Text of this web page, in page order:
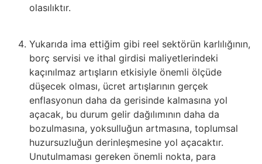
olasılıktır.
Yukarıda ima ettiğim gibi reel sektörün karlılığının,
borç servisi ve ithal girdisi maliyetlerindeki
kaçınılmaz artışların etkisiyle önemli ölçüde
düşecek olması, ücret artışlarının gerçek
enflasyonun daha da gerisinde kalmasına yol
açacak, bu durum gelir dağılımının daha da
bozulmasına, yoksulluğun artmasına, toplumsal
huzursuzluğun derinleşmesine yol açacaktır.
Unutulmaması gereken önemli nokta, para